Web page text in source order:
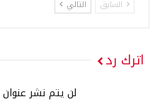
السابق التالي
اترك رد
لن يتم نشر عنوان